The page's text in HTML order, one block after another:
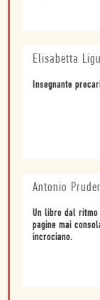
Elisabetta
Insegnante
Antonio
Un libro dal ritmo
pagine mai
incrociano.